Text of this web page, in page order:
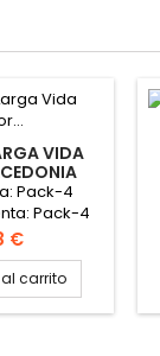
VIDA
Pack-4
Pack-4
€
carrito